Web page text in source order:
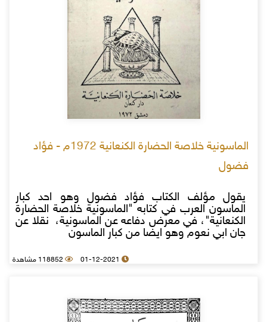
الماسونية خلاصة الحضارة الكنعانية 1972م - فؤاد
فضول
يقول مؤلف الكتاب فؤاد فضول وهو احد كبار
الماسون العرب في كتابه "الماسونية خلاصة الحضارة
الكنعانية"، في معرض دفاعه عن الماسونية، نقلا عن
جان ابي نعوم وهو ايضا من كبار الماسون
01-12-2021 118852 مشاهدة